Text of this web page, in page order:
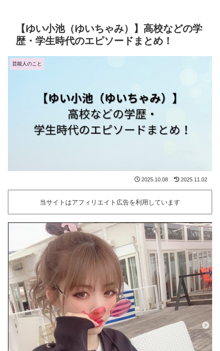
【ゆい小池（ゆいちゃみ）】高校などの学
歴・学生時代のエピソードまとめ！
芸能人のこと
2025.10.08 2025.11.02
当サイトはアフィリエイト広告を利用しています